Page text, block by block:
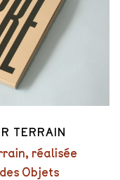
TERRAIN
réalisée
Objets